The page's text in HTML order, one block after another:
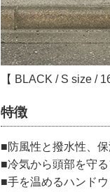
【 BLACK / S size /
特徴
■防風性と撥水性、
■冷気から頭部を守
■手を温めるハンド